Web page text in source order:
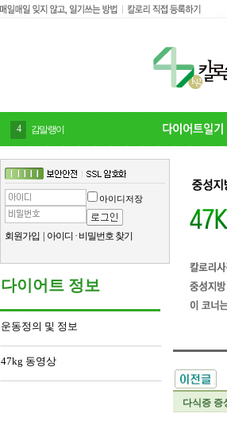
4 감말랭이
아이디저장
회원가입 아이디 · 비밀번호 찾기
다이어트 정보
운동정의 및 정보
47kg 동영상
다식증 증